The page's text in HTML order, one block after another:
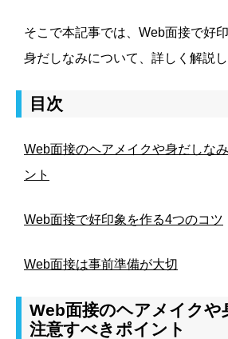
そこで本記事では、Web面接で好
身だしなみについて、詳しく解説し
目次
Web面接のヘアメイクや身だしな
ント
Web面接で好印象を作る4つのコツ
Web面接は事前準備が大切
Web面接のヘアメイクや
注意すべきポイント